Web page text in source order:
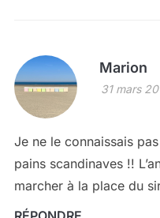
Marion
31 mars
Je ne le connaissais
pains scandinaves !!
marcher à la place du